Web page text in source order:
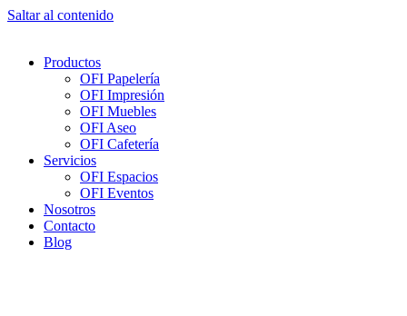
Saltar al contenido
Productos
OFI Papelería
OFI Impresión
OFI Muebles
OFI Aseo
OFI Cafetería
Servicios
OFI Espacios
OFI Eventos
Nosotros
Contacto
Blog